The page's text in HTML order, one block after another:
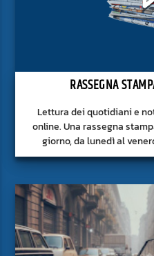
RASSEGNA
Lettura dei quotidiani e
online. Una rassegna
giorno, da lunedì al
approfondito delle notizie